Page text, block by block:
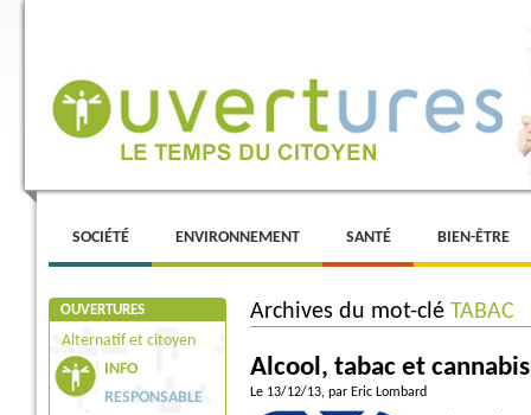
Menu principal
ALLER AU CONTENU PRINCIPAL
ALLER AU CONTENU SECONDAIRE
SOCIÉTÉ ENVIRONNEMENT SANTÉ BIEN-ÊTRE
OUVERTURES
Alternatif et citoyen
INFO
RESPONSABLE
Archives du mot-clé TABAC
Alcool, tabac et
Le 13/12/13, par Eric Lombard